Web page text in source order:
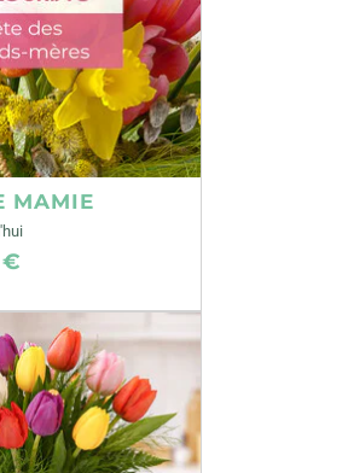
MAMIE
€